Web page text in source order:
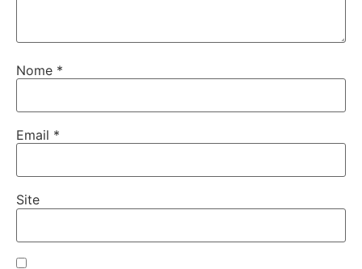
Nome *
Email *
Site